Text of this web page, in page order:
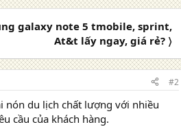
galaxy note 5 tmobile, sprint,
At&t lấy ngay, giá rẻ? 〉
#2
nón du lịch chất lượng với nhiều
cầu của khách hàng.